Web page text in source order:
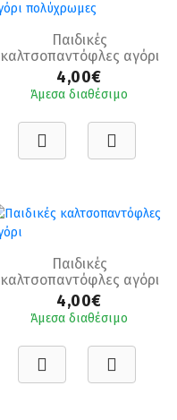
Παιδικές
καλτσοπαντόφλες αγόρι
πολύχρωμες
4,00€
Άμεσα διαθέσιμο
Παιδικές
καλτσοπαντόφλες αγόρι
4,00€
Άμεσα διαθέσιμο